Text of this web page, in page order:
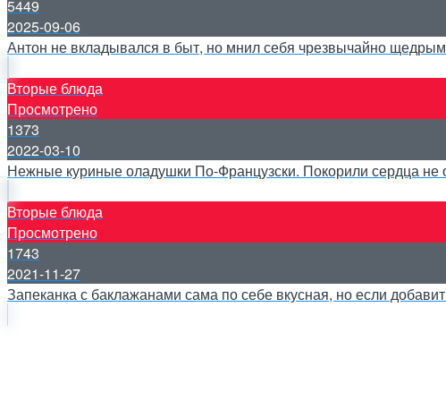
5449
2025-09-06
Антон не вкладывался в быт, но мнил себя чрезвычайно щедрым
Вторые блюда
Просмотрено
1373
2022-03-10
Нежные куриные оладушки По-Французски. Покорили сердца
Вторые блюда
Просмотрено
1743
2021-11-27
Запеканка с баклажанами сама по себе вкусная, но если